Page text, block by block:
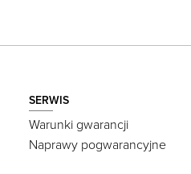
SERWIS
Warunki gwarancji
Naprawy pogwarancyjne